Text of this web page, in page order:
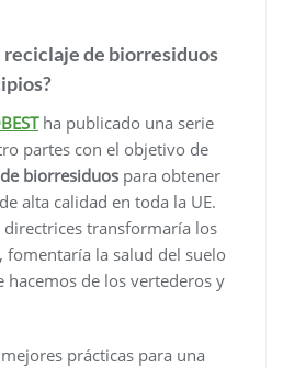
reciclaje de biorresiduos
ha publicado una serie
partes con el objetivo de
biorresiduos para obtener
alta calidad en toda la UE.
directrices transformaría los
fomentaría la salud del suelo
hacemos de los vertederos y
prácticas para una